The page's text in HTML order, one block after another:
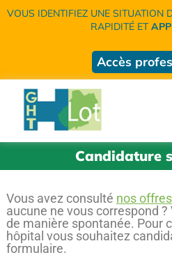
VOUS IDENTIFIEZ UNE SITUATION
RAPIDITÉ ET
Accès
Candidature
Vous avez consulté nos
aucune ne vous correspond
de manière spontanée. Pour
hôpital vous souhaitez
formulaire.